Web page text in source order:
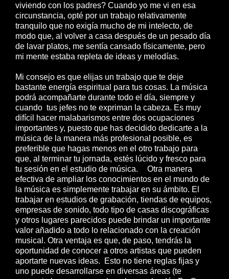
viviendo con los padres? Cuando yo me vi en esa
circunstancia, opté por un trabajo relativamente
tranquilo que no exigía mucho de mi intelecto, de
modo que, al volver a casa después de un pesado día
de lavar platos, me sentía cansado físicamente, pero
mi mente estaba repleta de ideas y melodías.
Mi consejo es que elijas un trabajo que te deje
bastante energía espiritual para tus cosas. La música
podrá acompañarte durante todo el día, siempre y
cuando tus jefes no te expriman la cabeza. Es muy
difícil hacer malabarismos entre dos ocupaciones
importantes y, puesto que has decidido dedicarte a la
música de la manera más profesional posible, es
preferible que hagas menos en el otro trabajo para
que, al terminar tu jornada, estés lúcido y fresco para
tu sesión en el estudio de música. Otra manera
efectiva de ampliar los conocimientos en el mundo de
la música es simplemente trabajar en su ámbito. El
trabajar en estudios de grabación, tiendas de equipos,
empresas de sonido, todo tipo de casas discográficas
y otros lugares parecidos puede brindar un importante
valor añadido a todo lo relacionado con la creación
musical. Otra ventaja es que, de paso, tendrás la
oportunidad de conocer a otros artistas que pueden
aportarte nuevas ideas. Esto no tiene reglas fijas y
uno puede desarrollarse en diversas áreas (te